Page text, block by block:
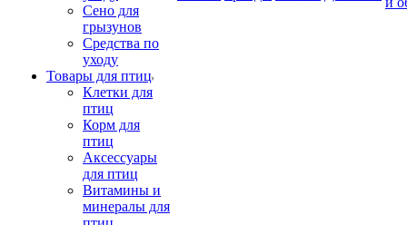
Сено для
грызунов
Средства по
уходу
Товары для птиц
Клетки для
птиц
Корм для
птиц
Аксессуары
для птиц
Витамины и
минералы для